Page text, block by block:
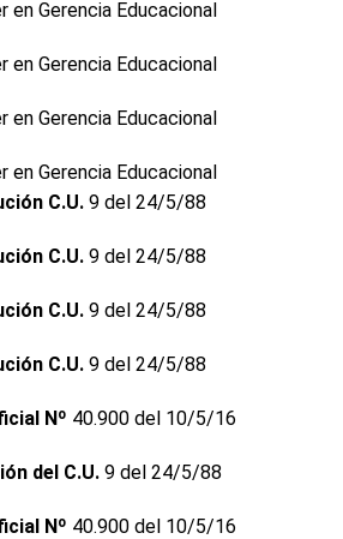
en Gerencia Educacional
en Gerencia Educacional
en Gerencia Educacional
en Gerencia Educacional
C.U. 9 del 24/5/88
C.U. 9 del 24/5/88
C.U. 9 del 24/5/88
C.U. 9 del 24/5/88
Nº 40.900 del 10/5/16
del C.U. 9 del 24/5/88
Nº 40.900 del 10/5/16